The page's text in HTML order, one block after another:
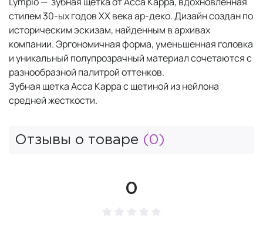
стилем 30-ых годов XX века ар-деко. Дизайн создан по
историческим эскизам, найденным в архивах
компании. Эргономичная форма, уменьшенная головка
и уникальный полупрозрачный материал сочетаются с
разнообразной палитрой оттенков.
Зубная щетка Acca Kappa с щетиной из нейлона
средней жесткости.
Отзывы о товаре (0)
0